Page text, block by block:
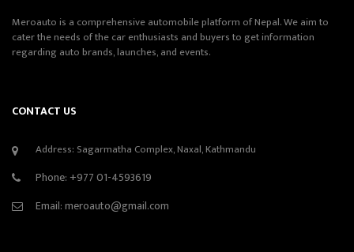
Meroauto is a comprehensive automobile platform of Nepal. We aim to
cater the needs of the car enthusiasts and buyers to get information
regarding auto brands, launches, and events.
CONTACT US
Address: Sagarmatha Complex, Naxal, Kathmandu
Phone: +977 01-4593619
Email:meroauto@gmail.com